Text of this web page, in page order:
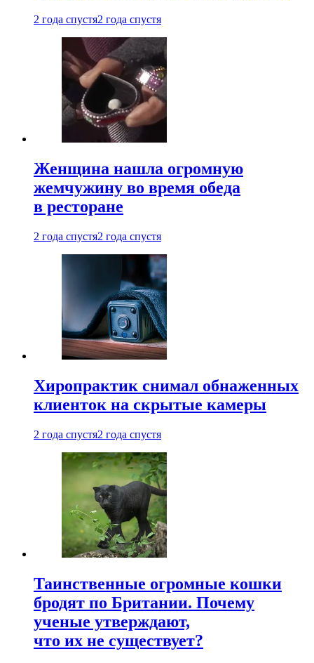
2 года спустя2 года спустя
Женщина нашла огромную
жемчужину во время обеда
в ресторане
2 года спустя2 года спустя
Хиропрактик снимал обнаженных
клиенток на скрытые камеры
2 года спустя2 года спустя
Таинственные огромные кошки
бродят по Британии. Почему
ученые утверждают,
что их не существует?